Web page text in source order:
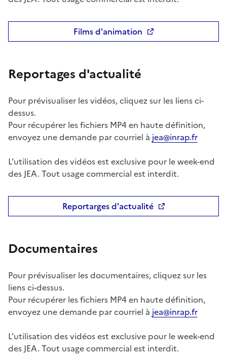
Films d'animation
Reportages d'actualité
Pour prévisualiser les vidéos, cliquez sur les liens ci-
dessus.
Pour récupérer les fichiers MP4 en haute définition,
envoyez une demande par courriel à jea@inrap.fr
L’utilisation des vidéos est exclusive pour le week-end
des JEA. Tout usage commercial est interdit.
Reportarges d'actualité
Documentaires
Pour prévisualiser les documentaires, cliquez sur les
liens ci-dessus.
Pour récupérer les fichiers MP4 en haute définition,
envoyez une demande par courriel à jea@inrap.fr
L’utilisation des vidéos est exclusive pour le week-end
des JEA. Tout usage commercial est interdit.